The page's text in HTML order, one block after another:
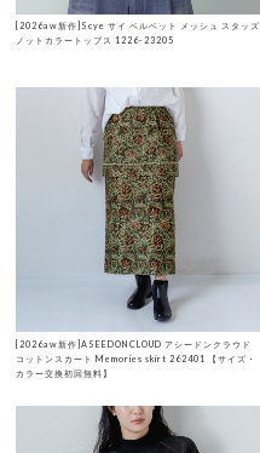
[2026aw新作]Scye サイ ベルベット メッシュ スタッズ
ノットカラートップス 1226-23205
[2026aw新作]ASEEDONCLOUD アシードンクラウド
コットンスカート Memories skirt 262401 【サイズ・
カラー交換初回無料】